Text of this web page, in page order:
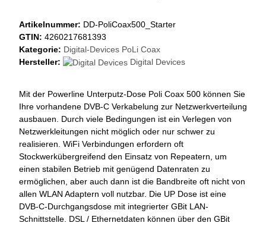
Artikelnummer: DD-PoliCoax500_Starter
GTIN: 4260217681393
Kategorie: Digital-Devices PoLi Coax
Hersteller:
Digital Devices
Mit der Powerline Unterputz-Dose Poli Coax 500 können Sie
Ihre vorhandene DVB-C Verkabelung zur Netzwerkverteilung
ausbauen. Durch viele Bedingungen ist ein Verlegen von
Netzwerkleitungen nicht möglich oder nur schwer zu
realisieren. WiFi Verbindungen erfordern oft
Stockwerkübergreifend den Einsatz von Repeatern, um
einen stabilen Betrieb mit genügend Datenraten zu
ermöglichen, aber auch dann ist die Bandbreite oft nicht von
allen WLAN Adaptern voll nutzbar. Die UP Dose ist eine
DVB-C-Durchgangsdose mit integrierter GBit LAN-
Schnittstelle. DSL / Ethernetdaten können über den GBit